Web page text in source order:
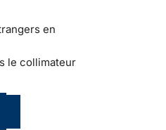
en
le collimateur